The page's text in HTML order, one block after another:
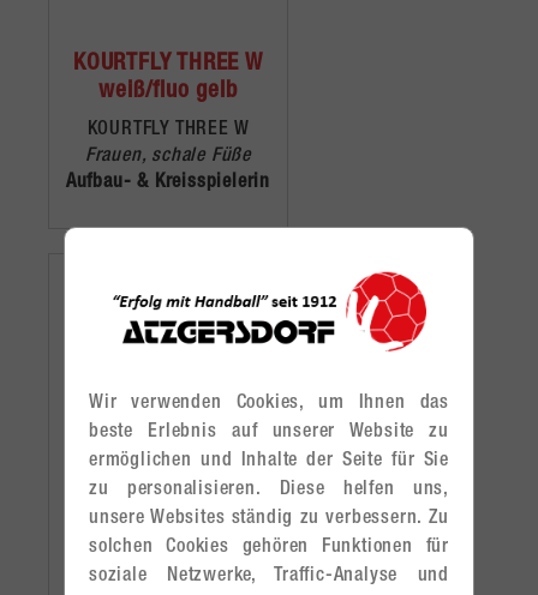
KOURTFLY THREE W
weiß/fluo gelb
KOURTFLY THREE W
Frauen, schale Füße
Aufbau- & Kreisspielerin
KOURTFLY THREE W
weiß/grau
KOURTFLY THREE W
Wir verwenden Cookies, um Ihnen das
beste Erlebnis auf unserer Website zu
ermöglichen und Inhalte der Seite für Sie
zu personalisieren. Diese helfen uns,
unsere Websites ständig zu verbessern. Zu
solchen Cookies gehören Funktionen für
soziale Netzwerke, Traffic-Analyse und